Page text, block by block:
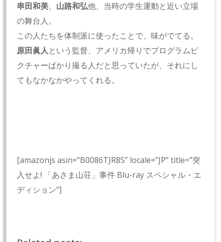
串田和美、 山路和弘他、当時の学生運動と近い立場
の舞台人。
この人たちを体制派に使ったことで、味がでてる。
原田眞人という監督、アメリカ帰りでプログラムピ
クチャーばかり撮る人だと思っていたが、それにし
てもなかなかやってくれる。
[amazonjs asin=”B0086TJR8S” locale=”JP” title=”突
入せよ! 「あさま山荘」事件 Blu-ray スペシャル・エ
ディション”]